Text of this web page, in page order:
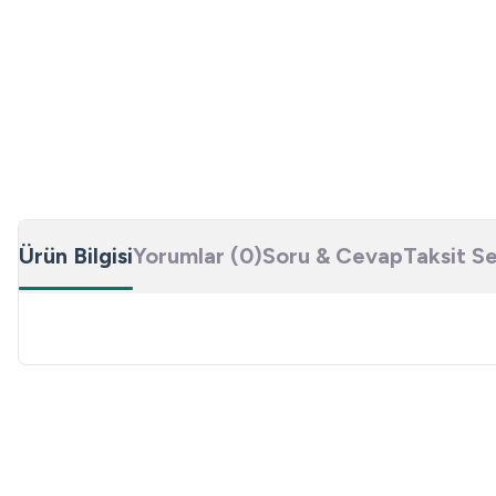
Ürün BilgisiYorumlar (0)Soru & CevapTaksit